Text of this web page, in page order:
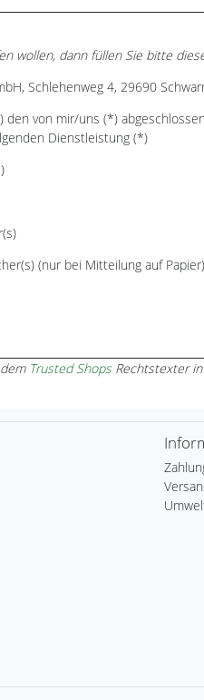
wollen, dann füllen Sie bitte
Schlehenweg 4, 29690
von mir/uns (*)
Dienstleistung (*)
(nur bei Mitteilung auf Papier)
Trusted ShopsRechtstexter